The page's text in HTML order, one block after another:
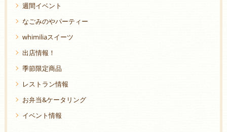
週間イベント
なごみのやパーティー
whimiliaスイーツ
出店情報！
季節限定商品
レストラン情報
お弁当&ケータリング
イベント情報